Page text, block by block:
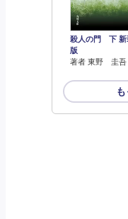
殺人の門 下 新
版
著者 東野 圭吾